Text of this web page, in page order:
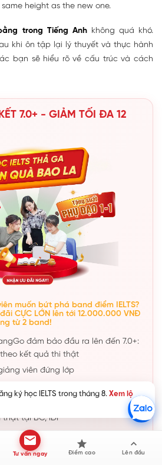
height as the new one.
trong Tiếng Anhkhông quá khó.
khi ôn tập lại lý thuyết và thực hành
bạn sẽ hiểu rõ về cấu trúc và cách
7.0+ - GIẢM TỐI ĐA 12
muốn bứt phá band điểm IELTS?
CỰC LỚN lên tới 12.000.000 VNĐ
từ 2 band!
đảm bảo đầu ra lên đến 7.0+:
theo kết quả thi thật
viên đứng lớp
- 2,5 tháng
tại BC, IDP
TEST IELTS MIỄN PHÍ
Tư vấn ngay Điểm cao Lên đầu
ký học IELTS trong tháng 8.